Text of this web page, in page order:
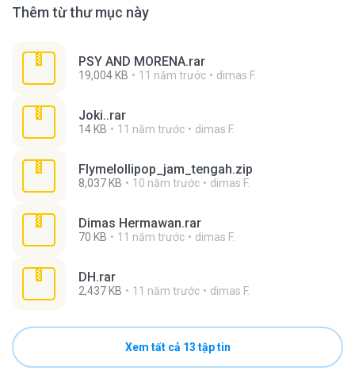
Thêm từ thư mục này
PSY AND MORENA.rar
19,004 KB 11 năm trước dimas F.
Joki..rar
14 KB 11 năm trước dimas F.
Flymelollipop_jam_tengah.zip
8,037 KB 10 năm trước dimas F.
Dimas Hermawan.rar
70 KB 11 năm trước dimas F.
DH.rar
2,437 KB 11 năm trước dimas F.
Xem tất cả 13 tập tin